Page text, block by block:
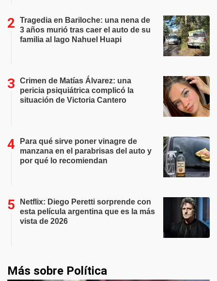
Tragedia en Bariloche: una nena de
3 años murió tras caer el auto de su
familia al lago Nahuel Huapi
Crimen de Matías Álvarez: una
pericia psiquiátrica complicó la
situación de Victoria Cantero
Para qué sirve poner vinagre de
manzana en el parabrisas del auto y
por qué lo recomiendan
Netflix: Diego Peretti sorprende con
esta película argentina que es la más
vista de 2026
Más sobre Política